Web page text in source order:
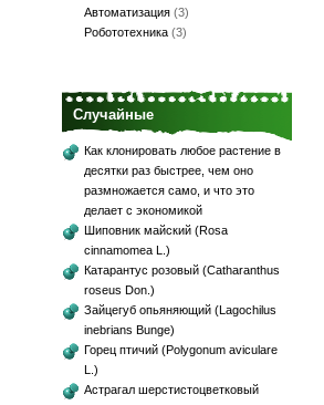
Автоматизация (3)
Робототехника (3)
Случайные
Как клонировать любое растение в
десятки раз быстрее, чем оно
размножается само, и что это
делает с экономикой
Шиповник майский (Rosa
cinnamomea L.)
Катарантус розовый (Catharanthus
roseus Don.)
Зайцегуб опьяняющий (Lagochilus
inebrians Bunge)
Горец птичий (Polygonum aviculare
L.)
Астрагал шерстистоцветковый